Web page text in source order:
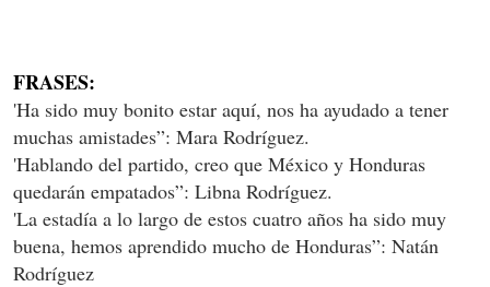
FRASES:
'Ha sido muy bonito estar aquí, nos ha ayudado a tener
muchas amistades”: Mara Rodríguez.
'Hablando del partido, creo que México y Honduras
quedarán empatados”: Libna Rodríguez.
'La estadía a lo largo de estos cuatro años ha sido muy
buena, hemos aprendido mucho de Honduras”: Natán
Rodríguez